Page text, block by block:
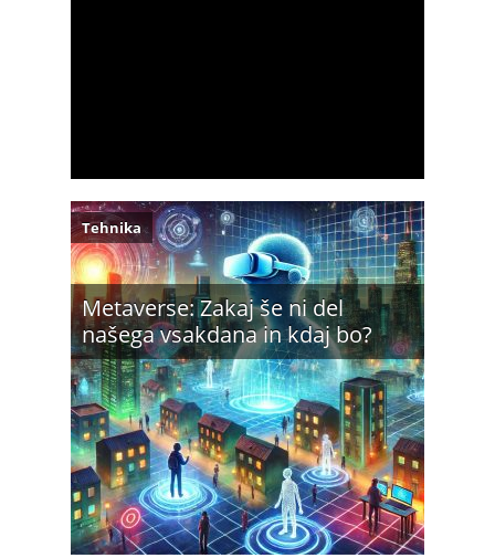
Metaverse: Zakaj še ni del
našega vsakdana in kdaj bo?
Tehnika